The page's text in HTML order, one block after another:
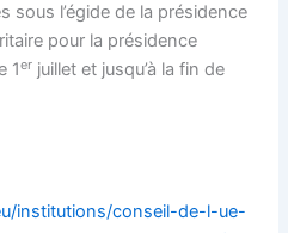
sous l’égide de la présidence
pour la présidence
1er juillet et jusqu’à la fin de
institutions/conseil-de-l-ue-